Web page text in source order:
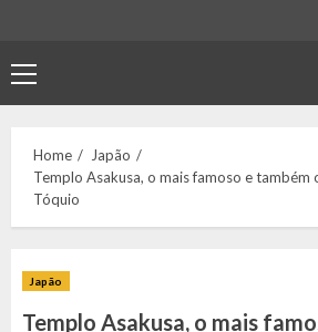
Primary
Menu
Home
Japão
Templo Asakusa, o mais famoso e também
Tóquio
Japão
Templo Asakusa, o mais